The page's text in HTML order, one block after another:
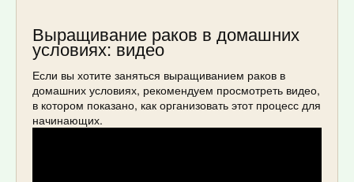
Выращивание раков в домашних
условиях: видео
Если вы хотите заняться выращиванием раков в
домашних условиях, рекомендуем просмотреть видео,
в котором показано, как организовать этот процесс для
начинающих.